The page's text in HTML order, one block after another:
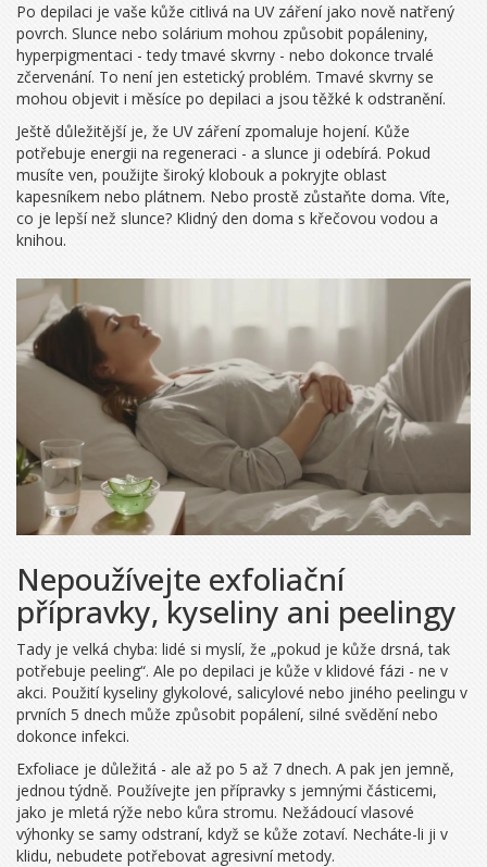
Po depilaci je vaše kůže citlivá na UV záření jako nově natřený
povrch. Slunce nebo solárium mohou způsobit popáleniny,
hyperpigmentaci - tedy tmavé skvrny - nebo dokonce trvalé
zčervenání. To není jen estetický problém. Tmavé skvrny se
mohou objevit i měsíce po depilaci a jsou těžké k odstranění.
Ještě důležitější je, že UV záření zpomaluje hojení. Kůže
potřebuje energii na regeneraci - a slunce ji odebírá. Pokud
musíte ven, použijte široký klobouk a pokryjte oblast
kapesníkem nebo plátnem. Nebo prostě zůstaňte doma. Víte,
co je lepší než slunce? Klidný den doma s křečovou vodou a
knihou.
Nepoužívejte exfoliační
přípravky, kyseliny ani peelingy
Tady je velká chyba: lidé si myslí, že „pokud je kůže drsná, tak
potřebuje peeling“. Ale po depilaci je kůže v klidové fázi - ne v
akci. Použití kyseliny glykolové, salicylové nebo jiného peelingu v
prvních 5 dnech může způsobit popálení, silné svědění nebo
dokonce infekci.
Exfoliace je důležitá - ale až po 5 až 7 dnech. A pak jen jemně,
jednou týdně. Používejte jen přípravky s jemnými částicemi,
jako je mletá rýže nebo kůra stromu. Nežádoucí vlasové
výhonky se samy odstraní, když se kůže zotaví. Necháte-li ji v
klidu, nebudete potřebovat agresivní metody.